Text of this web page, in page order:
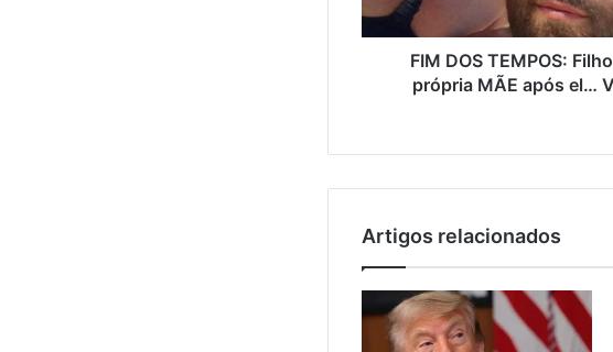
FIM DOS TEMPOS:
própria MÃE após el…
Artigos relacionados